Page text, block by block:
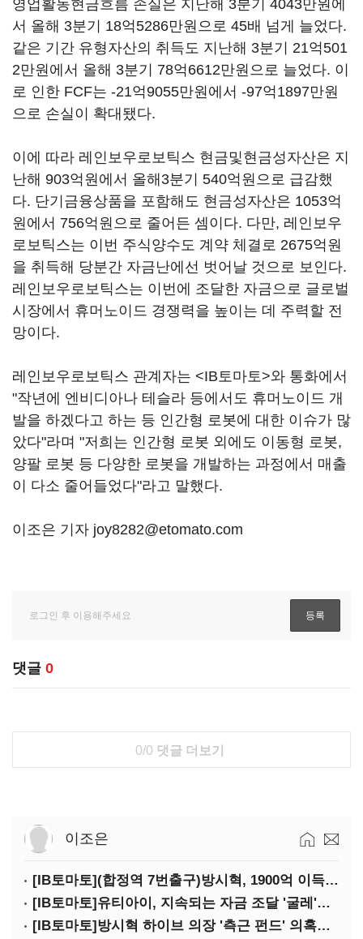
영업활동현금흐름 손실은 지난해 3분기 4043만원에
서 올해 3분기 18억5286만원으로 45배 넘게 늘었다.
같은 기간 유형자산의 취득도 지난해 3분기 21억501
2만원에서 올해 3분기 78억6612만원으로 늘었다. 이
로 인한 FCF는 -21억9055만원에서 -97억1897만원
으로 손실이 확대됐다.
이에 따라 레인보우로보틱스 현금및현금성자산은 지
난해 903억원에서 올해3분기 540억원으로 급감했
다. 단기금융상품을 포함해도 현금성자산은 1053억
원에서 756억원으로 줄어든 셈이다. 다만, 레인보우
로보틱스는 이번 주식양수도 계약 체결로 2675억원
을 취득해 당분간 자금난에선 벗어날 것으로 보인다.
레인보우로보틱스는 이번에 조달한 자금으로 글로벌
시장에서 휴머노이드 경쟁력을 높이는 데 주력할 전
망이다.
레인보우로보틱스 관계자는 <IB토마토>와 통화에서
"작년에 엔비디아나 테슬라 등에서도 휴머노이드 개
발을 하겠다고 하는 등 인간형 로봇에 대한 이슈가 많
았다"라며 "저희는 인간형 로봇 외에도 이동형 로봇,
양팔 로봇 등 다양한 로봇을 개발하는 과정에서 매출
이 다소 줄어들었다"라고 말했다.
이조은 기자 joy8282@etomato.com
댓글 0
0/0 댓글 더보기
이조은
[IB토마토](합정역 7번출구)방시혁, 1900억 이득 논란…하이브 상장 진실은?
[IB토마토]유티아이, 지속되는 자금 조달 '굴레'…부채 리스크 고조
[IB토마토]방시혁 하이브 의장 '측근 펀드' 의혹…실상은 해외 투자 무산